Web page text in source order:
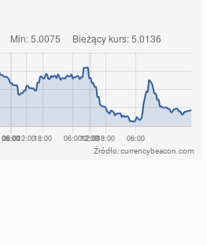
Źródło: currencybeacon.com